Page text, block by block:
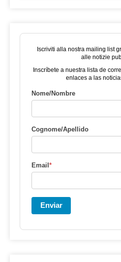
Iscriviti alla nostra mailing list
alle notizie
Inscríbete a nuestra lista de
enlaces a las
Nome/Nombre
Cognome/Apellido
Email*
Enviar